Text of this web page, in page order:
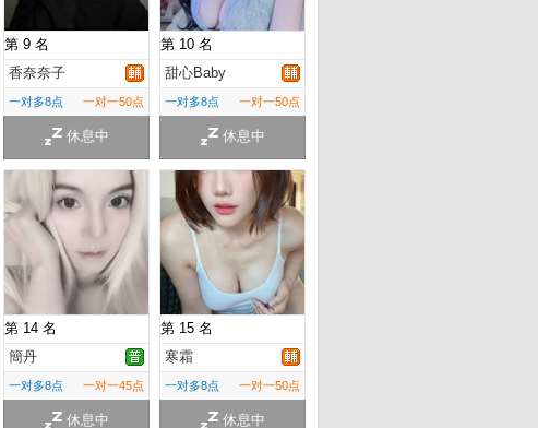
第 9 名
香奈奈子
一对多8点 一对一50点
休息中
第 10 名
甜心Baby
一对多8点 一对一50点
休息中
第 14 名
簡丹
一对多8点 一对一45点
休息中
第 15 名
寒霜
一对多8点 一对一50点
休息中